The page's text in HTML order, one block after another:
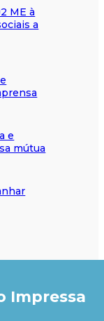
ME à
a
e
mútua
Impressa